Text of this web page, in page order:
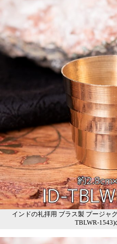
インドの礼拝用 ブラス製 プージャ
TBLWR-1543)